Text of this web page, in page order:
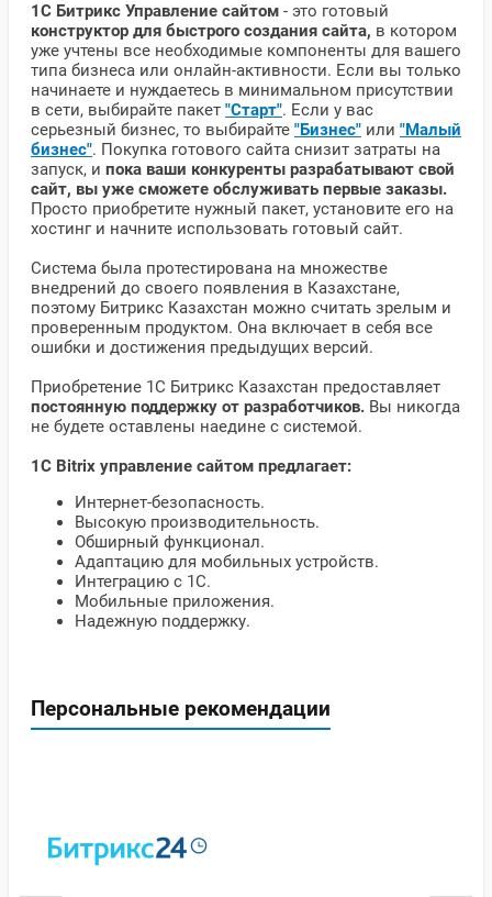
1С Битрикс Управление сайтом - это готовый
конструктор для быстрого создания сайта, в котором
уже учтены все необходимые компоненты для вашего
типа бизнеса или онлайн-активности. Если вы только
начинаете и нуждаетесь в минимальном присутствии
в сети, выбирайте пакет "Старт". Если у вас
серьезный бизнес, то выбирайте "Бизнес" или "Малый
бизнес". Покупка готового сайта снизит затраты на
запуск, и пока ваши конкуренты разрабатывают свой
сайт, вы уже сможете обслуживать первые заказы.
Просто приобретите нужный пакет, установите его на
хостинг и начните использовать готовый сайт.
Система была протестирована на множестве
внедрений до своего появления в Казахстане,
поэтому Битрикс Казахстан можно считать зрелым и
проверенным продуктом. Она включает в себя все
ошибки и достижения предыдущих версий.
Приобретение 1С Битрикс Казахстан предоставляет
постоянную поддержку от разработчиков. Вы никогда
не будете оставлены наедине с системой.
1С Bitrix управление сайтом предлагает:
Интернет-безопасность.
Высокую производительность.
Обширный функционал.
Адаптацию для мобильных устройств.
Интеграцию с 1С.
Мобильные приложения.
Надежную поддержку.
Персональные рекомендации